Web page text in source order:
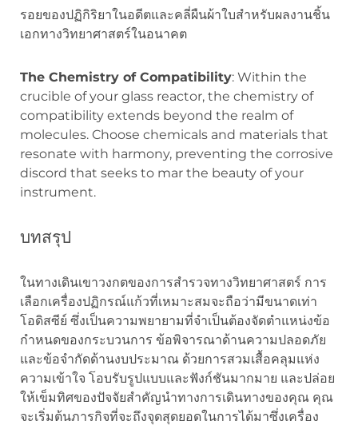
รอยของปฏิกิริยาในอดีตและคลี่ผืนผ้าใบสำหรับผลงานชิ้น
เอกทางวิทยาศาสตร์ในอนาคต
The Chemistry of Compatibility: Within the
crucible of your glass reactor, the chemistry of
compatibility extends beyond the realm of
molecules. Choose chemicals and materials that
resonate with harmony, preventing the corrosive
discord that seeks to mar the beauty of your
instrument.
บทสรุป
ในทางเดินเขาวงกตของการสำรวจทางวิทยาศาสตร์ การ
เลือกเครื่องปฏิกรณ์แก้วที่เหมาะสมจะถือว่ามีขนาดเท่า
โอดิสซีย์ ซึ่งเป็นความพยายามที่จำเป็นต้องจัดตำแหน่งข้อ
กำหนดของกระบวนการ ข้อพิจารณาด้านความปลอดภัย
และข้อจำกัดด้านงบประมาณ ด้วยการสวมเสื้อคลุมแห่ง
ความเข้าใจ โอบรับรูปแบบและฟังก์ชันมากมาย และปล่อย
ให้เข็มทิศของปัจจัยสำคัญนำทางการเดินทางของคุณ คุณ
จะเริ่มต้นภารกิจที่จะถึงจุดสุดยอดในการได้มาซึ่งเครื่อง